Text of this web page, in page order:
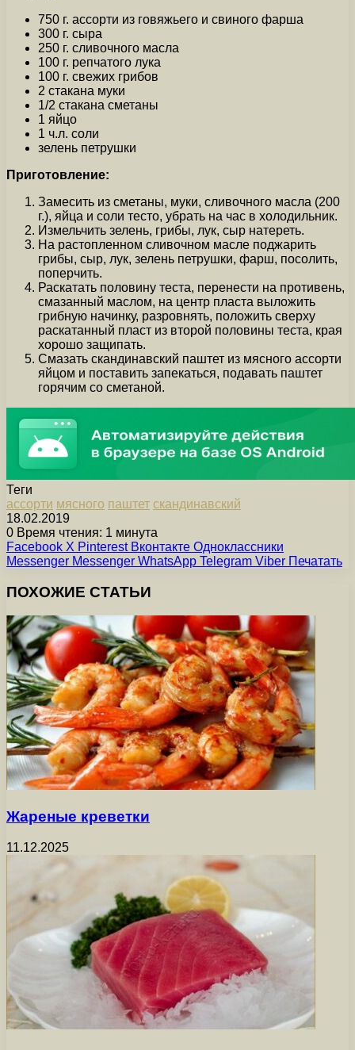
750 г. ассорти из говяжьего и свиного фарша
300 г. сыра
250 г. сливочного масла
100 г. репчатого лука
100 г. свежих грибов
2 стакана муки
1/2 стакана сметаны
1 яйцо
1 ч.л. соли
зелень петрушки
Приготовление:
Замесить из сметаны, муки, сливочного масла (200
г.), яйца и соли тесто, убрать на час в холодильник.
Измельчить зелень, грибы, лук, сыр натереть.
На растопленном сливочном масле поджарить
грибы, сыр, лук, зелень петрушки, фарш, посолить,
поперчить.
Раскатать половину теста, перенести на противень,
смазанный маслом, на центр пласта выложить
грибную начинку, разровнять, положить сверху
раскатанный пласт из второй половины теста, края
хорошо защипать.
Смазать скандинавский паштет из мясного ассорти
яйцом и поставить запекаться, подавать паштет
горячим со сметаной.
Теги
ассорти мясного паштет скандинавский
18.02.2019
0 Время чтения: 1 минута
Facebook X Pinterest Вконтакте Одноклассники
Messenger Messenger WhatsApp Telegram Viber Печатать
ПОХОЖИЕ СТАТЬИ
Жареные креветки
11.12.2025